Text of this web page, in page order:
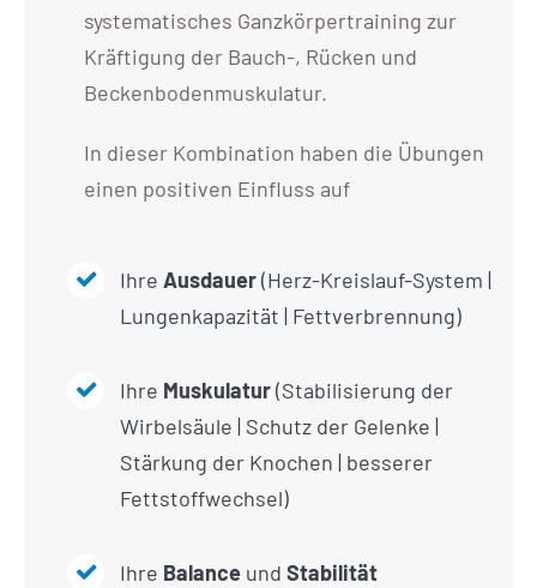
systematisches Ganzkörpertraining zur
Kräftigung der Bauch-, Rücken und
Beckenbodenmuskulatur.
In dieser Kombination haben die Übungen
einen positiven Einfluss auf
Ihre Ausdauer(Herz-Kreislauf-System |
Lungenkapazität | Fettverbrennung)
Ihre Muskulatur(Stabilisierung der
Wirbelsäule | Schutz der Gelenke |
Stärkung der Knochen | besserer
Fettstoffwechsel)
Ihre Balanceund Stabilität